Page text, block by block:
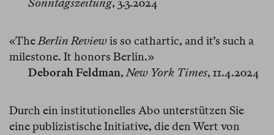
Sonntagszeitung, 3.3.2024
«TheBerlin Reviewis so cathartic, and it’s such a
milestone. It honors Berlin.»
Deborah Feldman,New York Times, 11.4.2024
Durch ein institutionelles Abo unterstützen Sie
eine publizistische Initiative, die den Wert von